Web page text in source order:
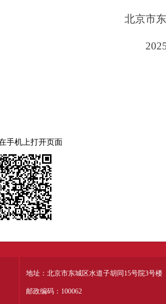
北京市
手机上打开页面
地址：北京市东城区水道子胡同15号院3号楼
邮政编码：100062